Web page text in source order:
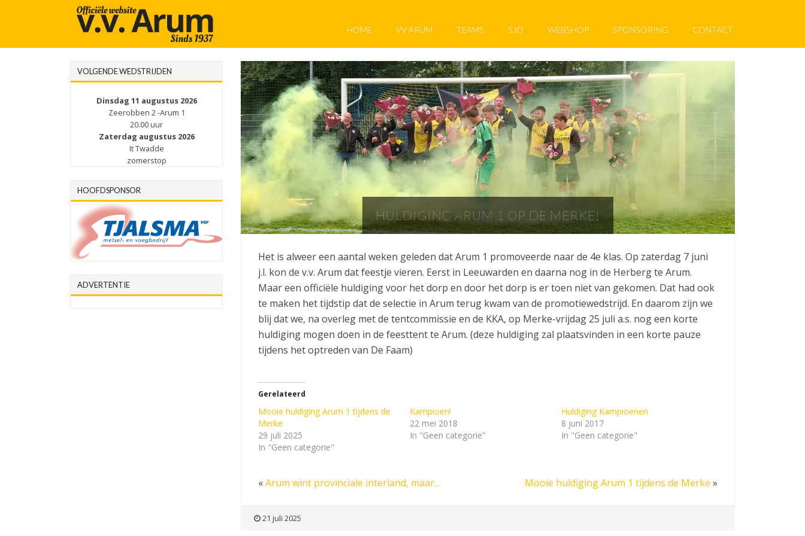
HOME VV ARUM TEAMS SJO WEBSHOP SPONSORING CONTACT
HULDIGING ARUM 1 OP DE MERKE!
Het is alweer een aantal weken geleden dat Arum 1 promoveerde naar de 4e klas. Op zaterdag 7 juni
j.l. kon de v.v. Arum dat feestje vieren. Eerst in Leeuwarden en daarna nog in de Herberg te Arum.
Maar een officiële huldiging voor het dorp en door het dorp is er toen niet van gekomen. Dat had ook
te maken het tijdstip dat de selectie in Arum terug kwam van de promotiewedstrijd. En daarom zijn we
blij dat we, na overleg met de tentcommissie en de KKA, op Merke-vrijdag 25 juli a.s. nog een korte
huldiging mogen doen in de feesttent te Arum. (deze huldiging zal plaatsvinden in een korte pauze
tijdens het optreden van De Faam)
Gerelateerd
Mooie huldiging Arum 1 tijdens de
Merke
29 juli 2025
In "Geen categorie"
Kampioen!
22 mei 2018
In "Geen categorie"
Huldiging Kampioenen
8 juni 2017
In "Geen categorie"
«Arum wint provinciale interland, maar… Mooie huldiging Arum 1 tijdens de Merke »
21 juli 2025
VOLGENDE WEDSTRIJDEN
Dinsdag 11 augustus 2026
Zeerobben 2 -Arum 1
20.00 uur
Zaterdag augustus 2026
It Twadde
zomerstop
HOOFDSPONSOR
ADVERTENTIE